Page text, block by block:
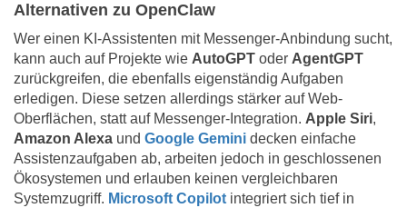
Alternativen zu OpenClaw
Wer einen KI-Assistenten mit Messenger-Anbindung sucht,
kann auch auf Projekte wie AutoGPT oder AgentGPT
zurückgreifen, die ebenfalls eigenständig Aufgaben
erledigen. Diese setzen allerdings stärker auf Web-
Oberflächen, statt auf Messenger-Integration. Apple Siri,
Amazon Alexa und Google Gemini decken einfache
Assistenzaufgaben ab, arbeiten jedoch in geschlossenen
Ökosystemen und erlauben keinen vergleichbaren
Systemzugriff. Microsoft Copilot integriert sich tief in